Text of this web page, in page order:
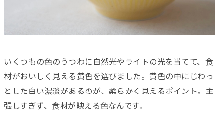
いくつもの色のうつわに自然光やライトの光を当てて、食
材がおいしく見える黄色を選びました。黄色の中にじわっ
とした白い濃淡があるのが、柔らかく見えるポイント。主
張しすぎず、食材が映える色なんです。